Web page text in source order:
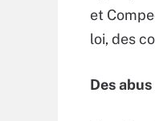
et
loi, des
Des